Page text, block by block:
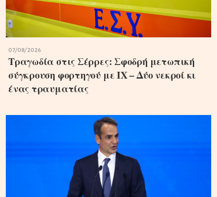
07/08/2026
Τραγωδία στις Σέρρες: Σφοδρή μετωπική
σύγκρουση φορτηγού με ΙΧ – Δύο νεκροί κι
ένας τραυματίας